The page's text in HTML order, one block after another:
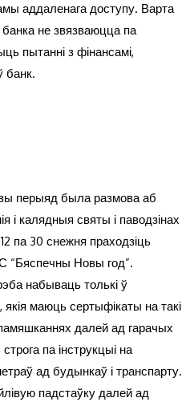
аддаленага доступу. Варта
банка не звязваюцца па
пытанні з фінансамі,
банк.
перыяд была размова аб
і калядныя святы і паводзінах
па 30 снежня праходзіць
“Бяспечны Новы год”.
набываць толькі ў
маюць сертыфікаты на такі
далей ад гарачых
па інструкцыі на
ад будынкаў і транспарту.
падстаўку далей ад